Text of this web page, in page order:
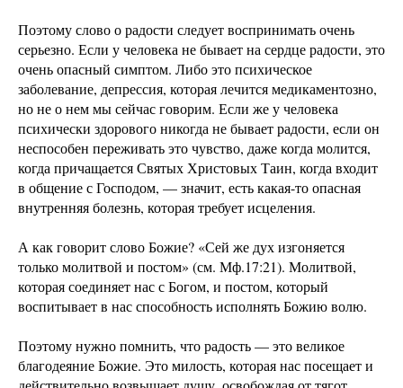
Поэтому слово о радости следует воспринимать очень
серьезно. Если у человека не бывает на сердце радости, это
очень опасный симптом. Либо это психическое
заболевание, депрессия, которая лечится медикаментозно,
но не о нем мы сейчас говорим. Если же у человека
психически здорового никогда не бывает радости, если он
неспособен переживать это чувство, даже когда молится,
когда причащается Святых Христовых Таин, когда входит
в общение с Господом, — значит, есть какая-то опасная
внутренняя болезнь, которая требует исцеления.
А как говорит слово Божие? «Сей же дух изгоняется
только молитвой и постом» (см. Мф.17:21). Молитвой,
которая соединяет нас с Богом, и постом, который
воспитывает в нас способность исполнять Божию волю.
Поэтому нужно помнить, что радость — это великое
благодеяние Божие. Это милость, которая нас посещает и